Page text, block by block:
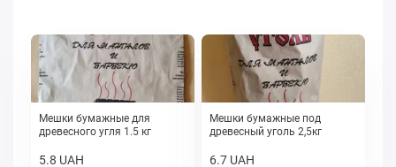
Мешки бумажные для
древесного угля 1.5 кг
5.8 UAH
Мешки бумажные под
древесный уголь 2,5кг
6.7 UAH